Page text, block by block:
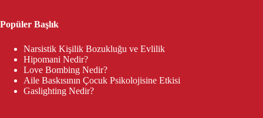
Popüler Başlık
Narsistik Kişilik Bozukluğu ve Evlilik
Hipomani Nedir?
Love Bombing Nedir?
Aile Baskısının Çocuk Psikolojisine Etkisi
Gaslighting Nedir?